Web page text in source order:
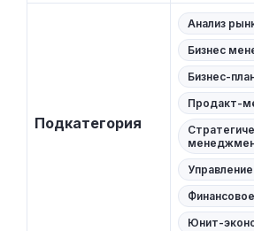
Подкатегория
Анализ
Бизнес
Бизнес-
Продакт-
Юнит-